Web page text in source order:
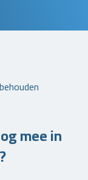
mee in